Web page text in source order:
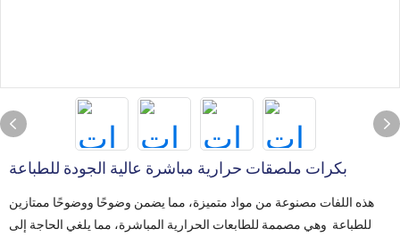
بكرات ملصقات حرارية مباشرة عالية الجودة للطباعة
هذه اللفات مصنوعة من مواد متميزة، مما يضمن وضوحًا ووضوحًا ممتازين
للطباعة وهي مصممة للطابعات الحرارية المباشرة، مما يلغي الحاجة إلى